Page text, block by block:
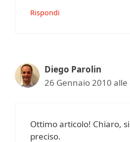
Rispondi
Diego Parolin
26 Gennaio 2010 alle
Ottimo articolo! Chiaro,
preciso.